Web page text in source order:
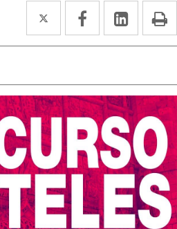
Twitter
Enlace
a
aplicación
externa.
Facebook
Enlace
a
aplicación
externa.
Enlace
a